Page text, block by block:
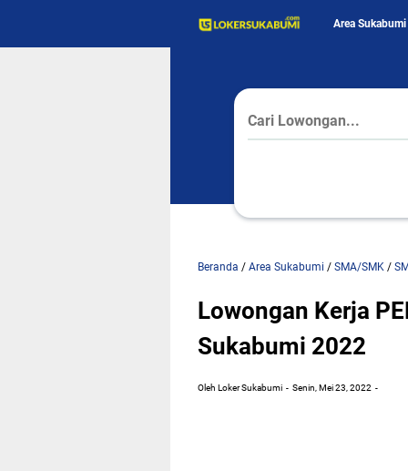
Area Sukabumi
Beranda / Area Sukabumi / SMA/SMK /
Lowongan Kerja
Sukabumi 2022
Oleh Loker Sukabumi Senin, Mei 23, 2022